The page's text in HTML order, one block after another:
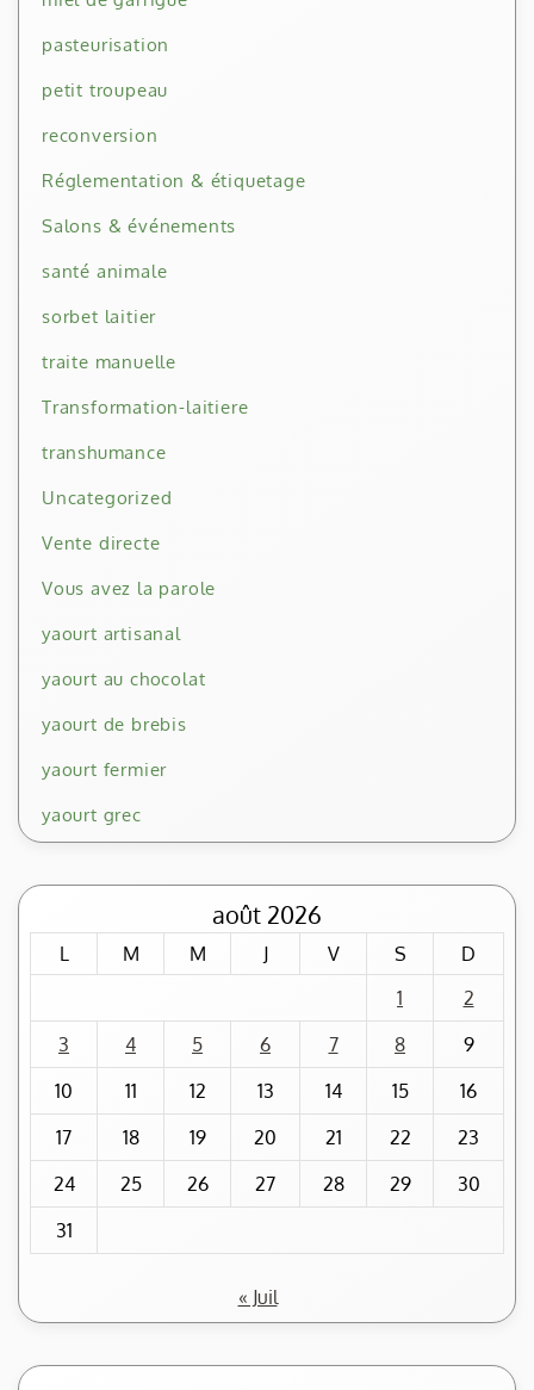
pasteurisation
petit troupeau
reconversion
Réglementation & étiquetage
Salons & événements
santé animale
sorbet laitier
traite manuelle
Transformation-laitiere
transhumance
Uncategorized
Vente directe
Vous avez la parole
yaourt artisanal
yaourt au chocolat
yaourt de brebis
yaourt fermier
yaourt grec
août 2026
L M M J V S
D
1
2
3
4 5 6 7 8
9
10
11 12 13 14 15
16
17
18 19 20 21 22
23
24
25 26 27 28 29
30
31
« Juil